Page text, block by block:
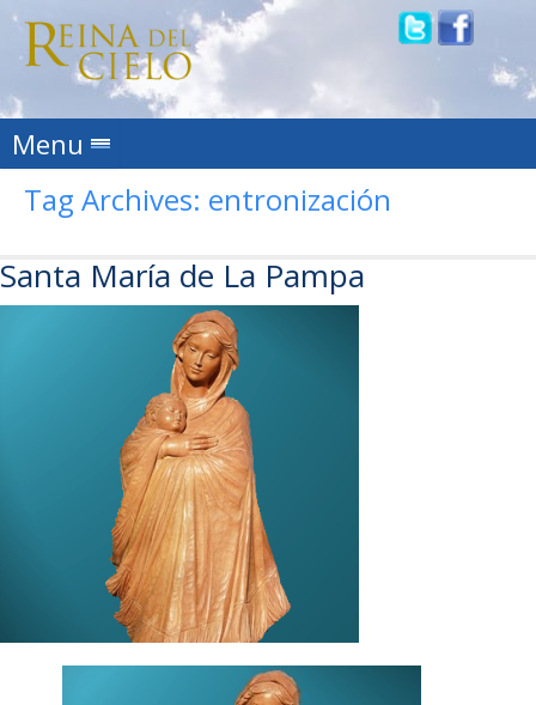
Menu Skip to content
Tag Archives: entronización
Santa María de La Pampa